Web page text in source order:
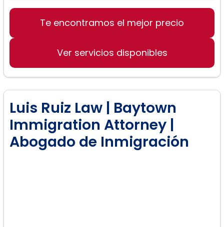
Te encontramos el mejor precio
Ver servicios disponibles
Luis Ruiz Law | Baytown
Immigration Attorney |
Abogado de Inmigración